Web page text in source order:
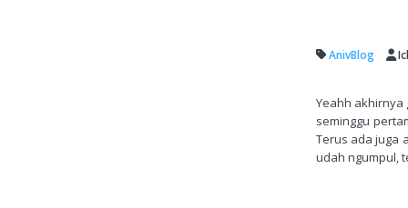
AnivBlog
Yeahh akhirnya
seminggu
Terus ada juga
udah ngumpul,